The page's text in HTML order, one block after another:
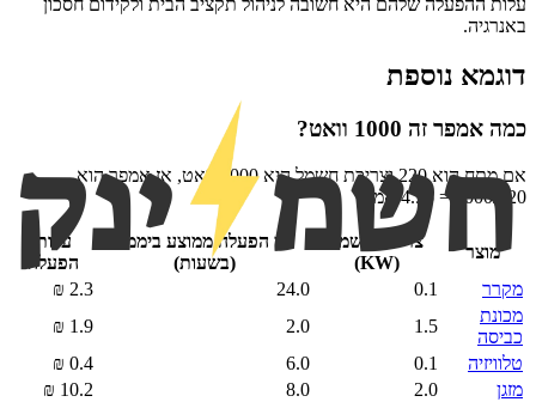
באנרגיה.
דוגמא נוספת
כמה אמפר זה 1000 וואט?
אם מתח הוא 220 וצריכת חשמל היא 1000 וואט, אז אמפר הוא
1000/220 = 4.55 אמפר
מוצר
צריכת חשמל
(KW)
זמן הפעלה ממוצע ביממה
(בשעות)
עלות
הפעלה
מקרר
0.1
24.0
2.3
₪
מכונת
כביסה
1.5
2.0
1.9
₪
טלוויזיה
0.1
6.0
0.4
₪
מזגן
2.0
8.0
10.2
₪